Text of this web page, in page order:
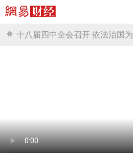
十八届四中全会召开 依法治国